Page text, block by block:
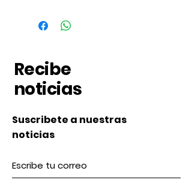
Recibe
noticias
Suscribete a nuestras
noticias